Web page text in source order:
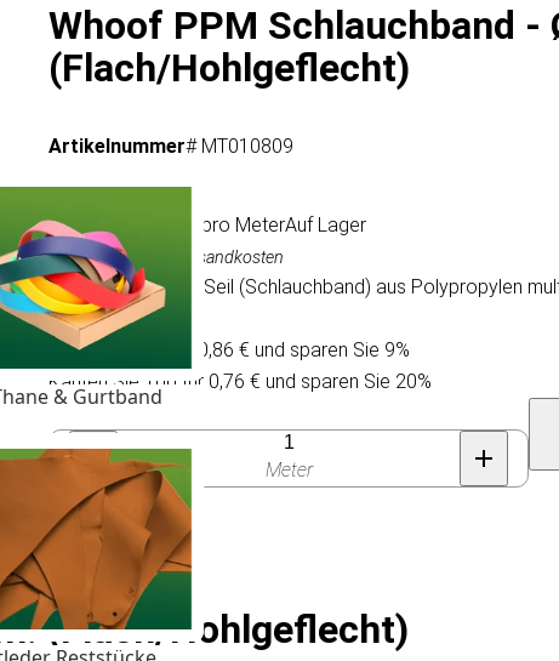
& Gurtband
Whoof PPM Schlauchband -
(Flach/Hohlgeflecht)
Artikelnummer# MT010809
0,95 € / pro MeterAuf Lager
Inkl. MwSt., exkl. Versandkosten
Flach, ohlgeflecht Seil (Schlauchband) aus Polypropylen
Pferdehalftern.
Kaufen Sie 30 für 0,86 € und sparen Sie 9%
Kaufen Sie 100 für 0,76 € und sparen Sie 20%
Meter
(Flach/Hohlgeflecht)